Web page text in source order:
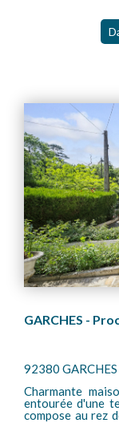
GARCHES -
92380 GARCHES
Charmante
entourée d'une
compose au rez